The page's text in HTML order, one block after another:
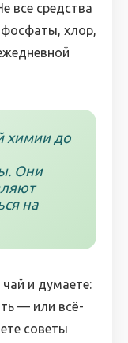
все средства
хлор,
химии до
Они
на
и думаете:
— или всё-
советы